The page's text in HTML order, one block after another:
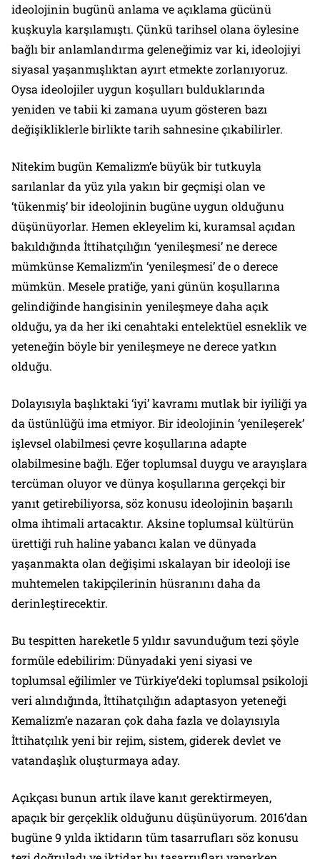
ideolojinin bugünü anlama ve açıklama gücünü
kuşkuyla karşılamıştı. Çünkü tarihsel olana öylesine
bağlı bir anlamlandırma geleneğimiz var ki, ideolojiyi
siyasal yaşanmışlıktan ayırt etmekte zorlanıyoruz.
Oysa ideolojiler uygun koşulları bulduklarında
yeniden ve tabii ki zamana uyum gösteren bazı
değişikliklerle birlikte tarih sahnesine çıkabilirler.
Nitekim bugün Kemalizm’e büyük bir tutkuyla
sarılanlar da yüz yıla yakın bir geçmişi olan ve
‘tükenmiş’ bir ideolojinin bugüne uygun olduğunu
düşünüyorlar. Hemen ekleyelim ki, kuramsal açıdan
bakıldığında İttihatçılığın ‘yenileşmesi’ ne derece
mümkünse Kemalizm’in ‘yenileşmesi’ de o derece
mümkün. Mesele pratiğe, yani günün koşullarına
gelindiğinde hangisinin yenileşmeye daha açık
olduğu, ya da her iki cenahtaki entelektüel esneklik ve
yeteneğin böyle bir yenileşmeye ne derece yatkın
olduğu.
Dolayısıyla başlıktaki ‘iyi’ kavramı mutlak bir iyiliği ya
da üstünlüğü ima etmiyor. Bir ideolojinin ‘yenileşerek’
işlevsel olabilmesi çevre koşullarına adapte
olabilmesine bağlı. Eğer toplumsal duygu ve arayışlara
tercüman oluyor ve dünya koşullarına gerçekçi bir
yanıt getirebiliyorsa, söz konusu ideolojinin başarılı
olma ihtimali artacaktır. Aksine toplumsal kültürün
ürettiği ruh haline yabancı kalan ve dünyada
yaşanmakta olan değişimi ıskalayan bir ideoloji ise
muhtemelen takipçilerinin hüsranını daha da
derinleştirecektir.
Bu tespitten hareketle 5 yıldır savunduğum tezi şöyle
formüle edebilirim: Dünyadaki yeni siyasi ve
toplumsal eğilimler ve Türkiye’deki toplumsal psikoloji
veri alındığında, İttihatçılığın adaptasyon yeteneği
Kemalizm’e nazaran çok daha fazla ve dolayısıyla
İttihatçılık yeni bir rejim, sistem, giderek devlet ve
vatandaşlık oluşturmaya aday.
Açıkçası bunun artık ilave kanıt gerektirmeyen,
apaçık bir gerçeklik olduğunu düşünüyorum. 2016’dan
bugüne 9 yılda iktidarın tüm tasarrufları söz konusu